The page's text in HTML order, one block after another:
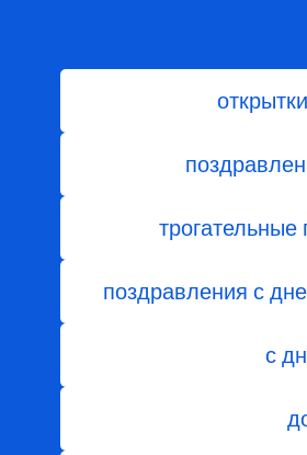
поздравления с
с